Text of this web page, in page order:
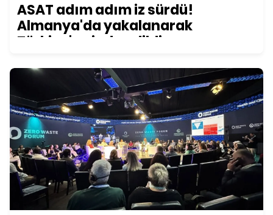
ASAT adım adım iz sürdü!
Almanya'da yakalanarak
Türkiye'ye iade edildi